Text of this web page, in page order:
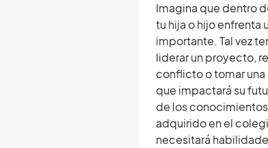
Imagina que dentro
tu hija o hijo enfrenta
importante. Tal vez
liderar un proyecto,
conflicto o tomar
que impactará su
de los
adquirido en el
necesitará